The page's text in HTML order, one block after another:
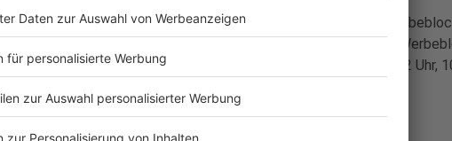
Die PFD bestätigt jeweils nur die Sendestunde und nicht den
ist der landesweite Werbeblock (ca. XX:52 Uhr, der landesweite
stündlich immer um die gleiche Uhrzeit statt; Bsp: 08:52 Uhr, 09:52 Uhr,
5